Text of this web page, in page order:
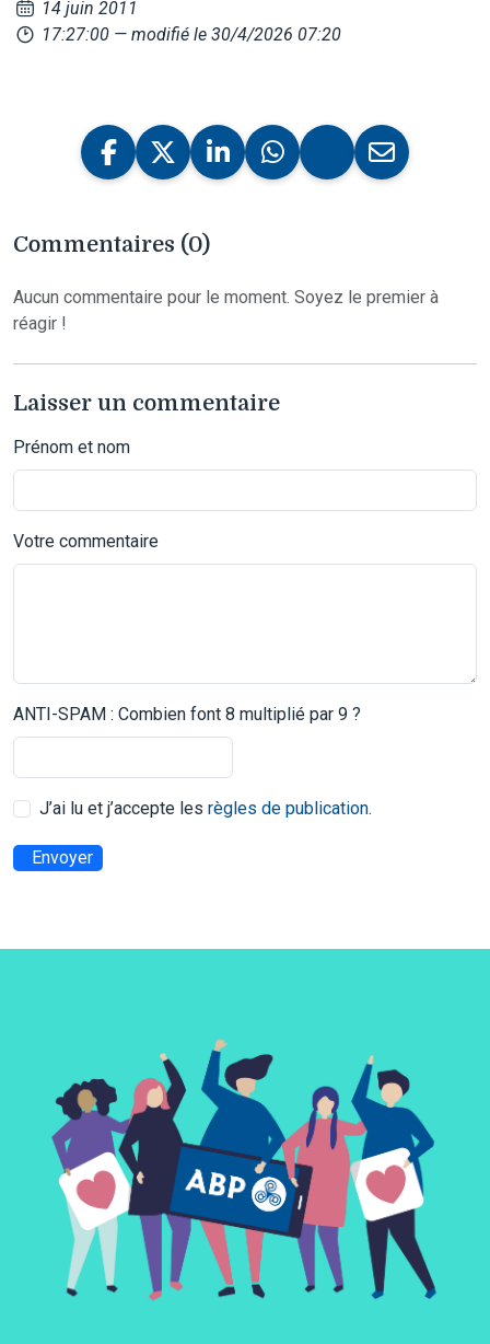
14 juin 2011
17:27:00 — modifié le 30/4/2026 07:20
Commentaires (0)
Aucun commentaire pour le moment. Soyez le premier à
réagir !
Laisser un commentaire
Prénom et nom
Votre commentaire
ANTI-SPAM : Combien font 8 multiplié par 9 ?
J’ai lu et j’accepte les règles de publication.
Envoyer